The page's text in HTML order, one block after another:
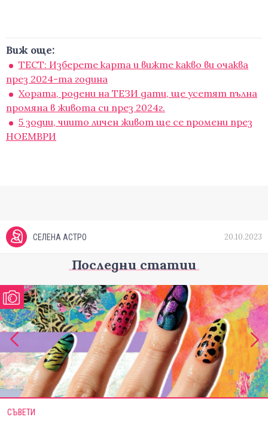
Виж още:
ТЕСТ: Изберете карта и вижте какво ви очаква
през 2024-та година
Хората, родени на ТЕЗИ дати, ще усетят пълна
промяна в живота си през 2024г.
5 зодии, чиито личен живот ще се промени през
НОЕМВРИ
СЕЛЕНА АСТРО 20.10.2023
Последни статии
СЪВЕТИ